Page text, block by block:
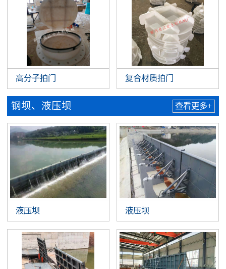
高分子拍门 复合材质拍门
钢坝、液压坝 查看更多+
液压坝 液压坝